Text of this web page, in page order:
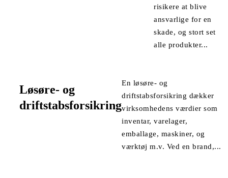
risikere at blive
ansvarlige for en
skade, og stort set
alle produkter...
Løsøre- og
driftstabsforsikring
En løsøre- og
driftstabsforsikring dækker
virksomhedens værdier som
inventar, varelager,
emballage, maskiner, og
værktøj m.v. Ved en brand,...